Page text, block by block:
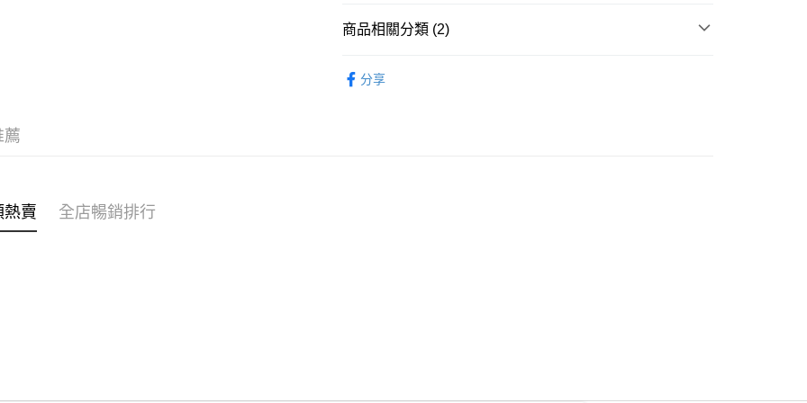
WeChat Pay
送貨方式
商品相關分類 (2)
分享
薦
賣 全店暢銷排行